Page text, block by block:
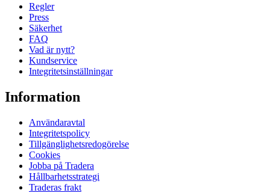
Regler
Press
Säkerhet
FAQ
Vad är nytt?
Kundservice
Integritetsinställningar
Information
Användaravtal
Integritetspolicy
Tillgänglighetsredogörelse
Cookies
Jobba på Tradera
Hållbarhetsstrategi
Traderas frakt